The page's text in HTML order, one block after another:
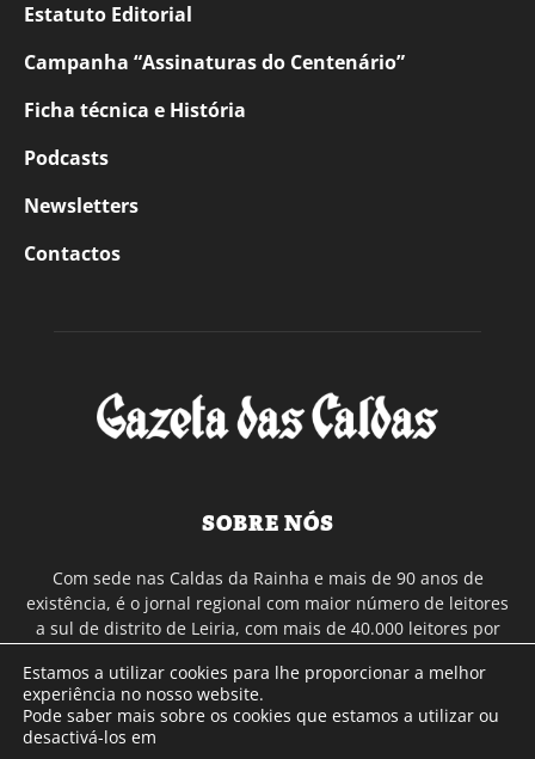
Estatuto Editorial
Campanha “Assinaturas do Centenário”
Ficha técnica e História
Podcasts
Newsletters
Contactos
SOBRE NÓS
Com sede nas Caldas da Rainha e mais de 90 anos de
existência, é o jornal regional com maior número de leitores
a sul de distrito de Leiria, com mais de 40.000 leitores por
Continental e assinatura online.
Estamos a utilizar cookies para lhe proporcionar a melhor
experiência no nosso website.
Pode saber mais sobre os cookies que estamos a utilizar ou
desactivá-los em